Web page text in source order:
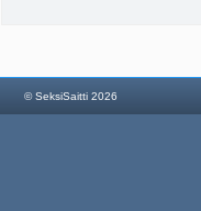
© SeksiSaitti 2026